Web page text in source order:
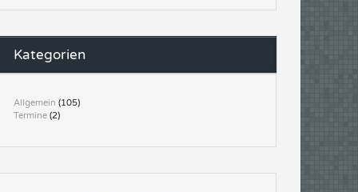
Kategorien
Allgemein (105)
Termine (2)